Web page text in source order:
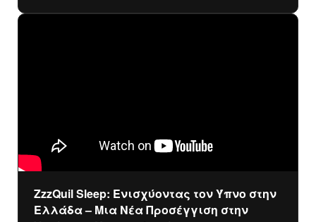
ZzzQuil Sleep: Ενισχύοντας τον Ύπνο στην
Ελλάδα – Μια Νέα Προσέγγιση στην